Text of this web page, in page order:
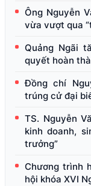
Ông Nguyễn
vừa vượt qua
Quảng Ngãi
quyết hoàn
Đồng chí
trúng cử đại
TS. Nguyễn
kinh doanh,
trưởng”
Chương trình
hội khóa XVI